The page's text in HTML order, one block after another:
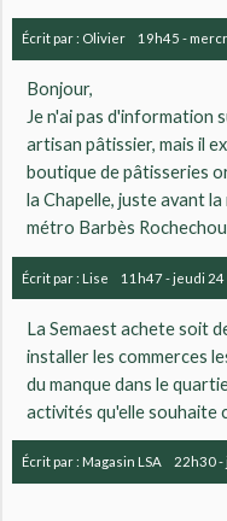
Écrit par : Olivier 19h45 -
Bonjour,
Je n'ai pas d'information
artisan pâtissier, mais il
boutique de pâtisseries
la Chapelle, juste avant
métro Barbès
Écrit par : Lise 11h47-jeudi 24
La Semaest achete soit
installer les commerces
du manque dans le
activités qu'elle souhaite
Écrit par : Magasin LSA 22h30-